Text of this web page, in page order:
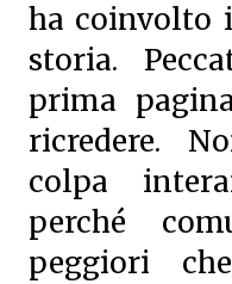
ha coinvolto
storia.
prima
ricredere.
colpa
perché
peggiori